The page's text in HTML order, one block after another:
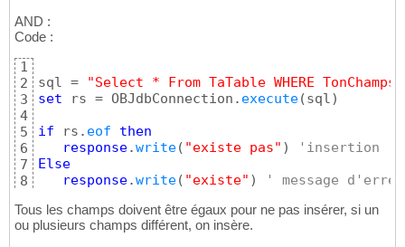
AND :
Code :
1
2
3
4
5
6
7
8
sql =
"Select * From TaTable WHERE
set rs = OBJdbConnection. execute(sql)
if rs. eof
then
response.write( "existe pas" )
'insertion
Else
response.write( "existe" )
' message
Tous les champs doivent être égaux pour ne pas insérer, si un
ou plusieurs champs différent, on insère.